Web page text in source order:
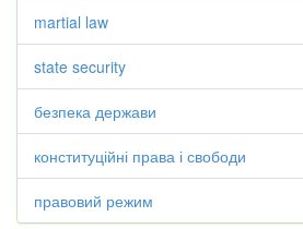
martial law
state security
безпека держави
конституційні права і свободи
правовий режим